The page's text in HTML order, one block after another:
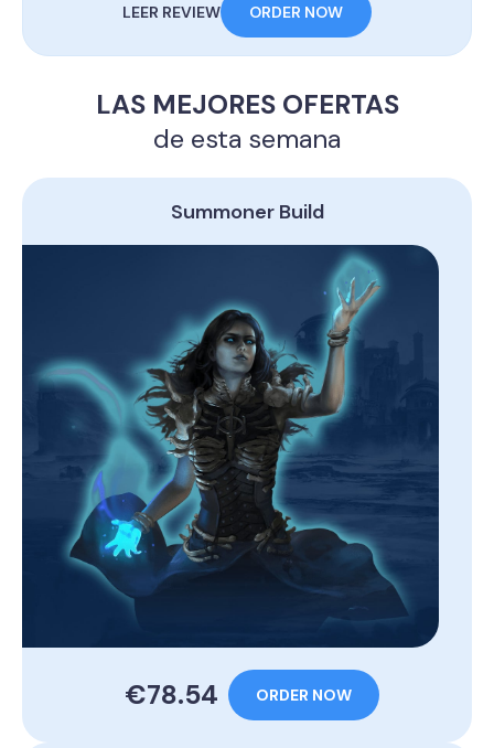
LEER REVIEW ORDER NOW
LAS MEJORES OFERTAS
de esta semana
Summoner Build
€78.54 ORDER NOW